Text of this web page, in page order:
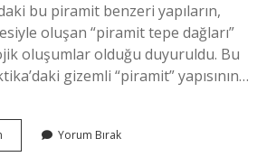
bu piramit benzeri yapıların,
oluşan “piramit tepe dağları”
oluşumlar olduğu duyuruldu. Bu
gizemli “piramit” yapısının…
Antarktikada
Internet
Yorum Bırak